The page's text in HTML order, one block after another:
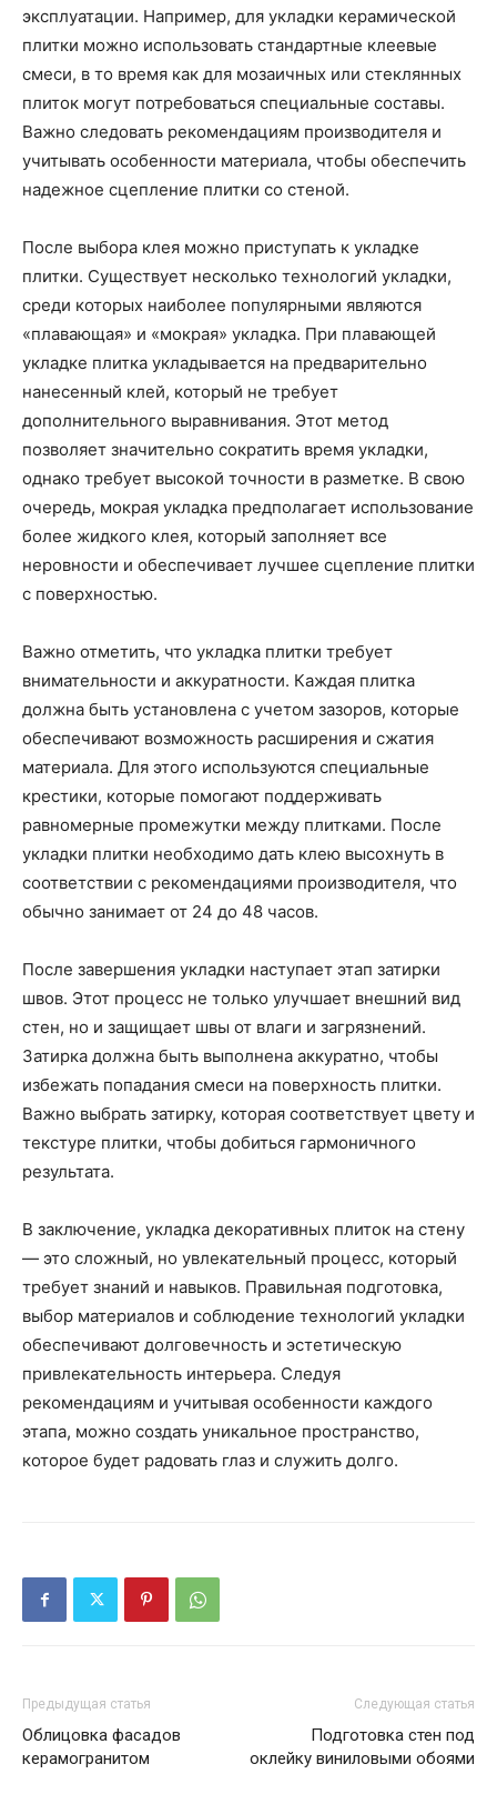
эксплуатации. Например, для укладки керамической
плитки можно использовать стандартные клеевые
смеси, в то время как для мозаичных или стеклянных
плиток могут потребоваться специальные составы.
Важно следовать рекомендациям производителя и
учитывать особенности материала, чтобы обеспечить
надежное сцепление плитки со стеной.
После выбора клея можно приступать к укладке
плитки. Существует несколько технологий укладки,
среди которых наиболее популярными являются
«плавающая» и «мокрая» укладка. При плавающей
укладке плитка укладывается на предварительно
нанесенный клей, который не требует
дополнительного выравнивания. Этот метод
позволяет значительно сократить время укладки,
однако требует высокой точности в разметке. В свою
очередь, мокрая укладка предполагает использование
более жидкого клея, который заполняет все
неровности и обеспечивает лучшее сцепление плитки
с поверхностью.
Важно отметить, что укладка плитки требует
внимательности и аккуратности. Каждая плитка
должна быть установлена с учетом зазоров, которые
обеспечивают возможность расширения и сжатия
материала. Для этого используются специальные
крестики, которые помогают поддерживать
равномерные промежутки между плитками. После
укладки плитки необходимо дать клею высохнуть в
соответствии с рекомендациями производителя, что
обычно занимает от 24 до 48 часов.
После завершения укладки наступает этап затирки
швов. Этот процесс не только улучшает внешний вид
стен, но и защищает швы от влаги и загрязнений.
Затирка должна быть выполнена аккуратно, чтобы
избежать попадания смеси на поверхность плитки.
Важно выбрать затирку, которая соответствует цвету и
текстуре плитки, чтобы добиться гармоничного
результата.
В заключение, укладка декоративных плиток на стену
— это сложный, но увлекательный процесс, который
требует знаний и навыков. Правильная подготовка,
выбор материалов и соблюдение технологий укладки
обеспечивают долговечность и эстетическую
привлекательность интерьера. Следуя
рекомендациям и учитывая особенности каждого
этапа, можно создать уникальное пространство,
которое будет радовать глаз и служить долго.
Предыдущая статья
Облицовка фасадов
керамогранитом
Следующая статья
Подготовка стен под
оклейку виниловыми обоями